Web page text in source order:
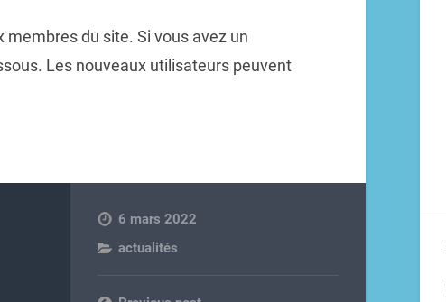
du site. Si vous avez un
Les nouveaux utilisateurs peuvent
6 mars 2022
actualités